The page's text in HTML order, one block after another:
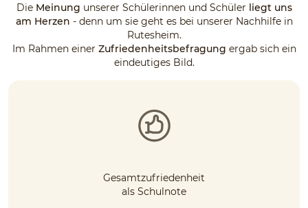
Die Meinung unserer Schülerinnen und Schüler liegt uns
am Herzen - denn um sie geht es bei unserer Nachhilfe in
Rutesheim.
Im Rahmen einer Zufriedenheitsbefragung ergab sich ein
eindeutiges Bild.
Gesamtzufriedenheit
als Schulnote